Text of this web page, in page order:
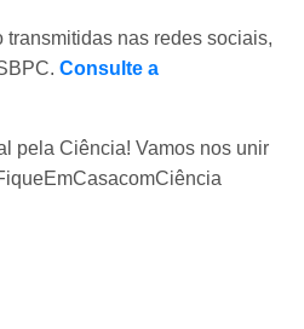
transmitidas nas redes sociais,
Consulte a
pela Ciência! Vamos nos unir